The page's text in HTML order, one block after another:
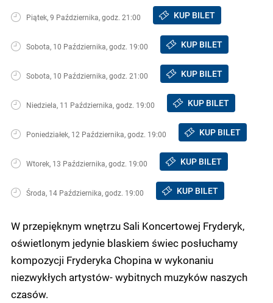
Piątek, 9 Października, godz. 21:00 KUP BILET
Sobota, 10 Października, godz. 19:00 KUP BILET
Sobota, 10 Października, godz. 21:00 KUP BILET
Niedziela, 11 Października, godz. 19:00 KUP BILET
Poniedziałek, 12 Października, godz. 19:00 KUP BILET
Wtorek, 13 Października, godz. 19:00 KUP BILET
Środa, 14 Października, godz. 19:00 KUP BILET
W przepięknym wnętrzu Sali Koncertowej Fryderyk,
oświetlonym jedynie blaskiem świec posłuchamy
kompozycji Fryderyka Chopina w wykonaniu
niezwykłych artystów- wybitnych muzyków naszych
czasów.